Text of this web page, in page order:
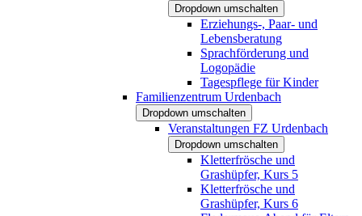
Dropdown umschalten
Erziehungs-, Paar- und
Lebensberatung
Sprachförderung und
Logopädie
Tagespflege für Kinder
Familienzentrum Urdenbach
Dropdown umschalten
Veranstaltungen FZ Urdenbach
Dropdown umschalten
Kletterfrösche und
Grashüpfer, Kurs 5
Kletterfrösche und
Grashüpfer, Kurs 6